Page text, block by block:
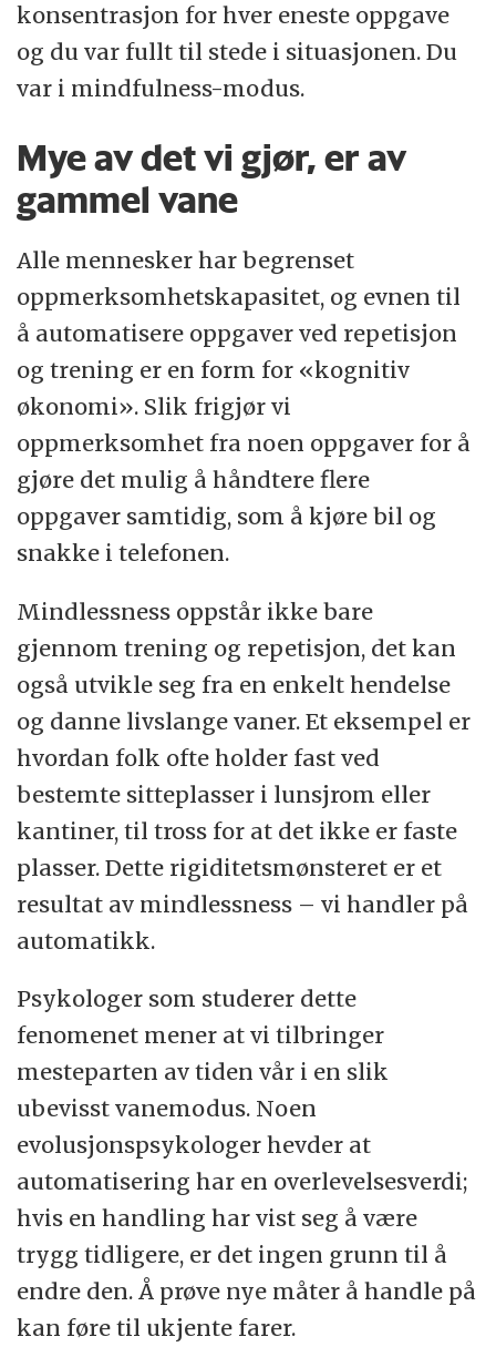
konsentrasjon for hver eneste oppgave
og du var fullt til stede i situasjonen. Du
var i mindfulness-modus.
Mye av det vi gjør, er av
gammel vane
Alle mennesker har begrenset
oppmerksomhetskapasitet, og evnen til
å automatisere oppgaver ved repetisjon
og trening er en form for «kognitiv
økonomi». Slik frigjør vi
oppmerksomhet fra noen oppgaver for å
gjøre det mulig å håndtere flere
oppgaver samtidig, som å kjøre bil og
snakke i telefonen.
Mindlessness oppstår ikke bare
gjennom trening og repetisjon, det kan
også utvikle seg fra en enkelt hendelse
og danne livslange vaner. Et eksempel er
hvordan folk ofte holder fast ved
bestemte sitteplasser i lunsjrom eller
kantiner, til tross for at det ikke er faste
plasser. Dette rigiditetsmønsteret er et
resultat av mindlessness – vi handler på
automatikk.
Psykologer som studerer dette
fenomenet mener at vi tilbringer
mesteparten av tiden vår i en slik
ubevisst vanemodus. Noen
evolusjonspsykologer hevder at
automatisering har en overlevelsesverdi;
hvis en handling har vist seg å være
trygg tidligere, er det ingen grunn til å
endre den. Å prøve nye måter å handle på
kan føre til ukjente farer.